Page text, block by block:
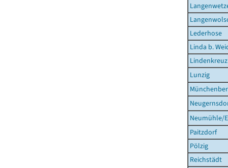
Lederhose
Linda b.
Lindenkreuz
Lunzig
Neumühle/
Paitzdorf
Pölzig
Reichstädt